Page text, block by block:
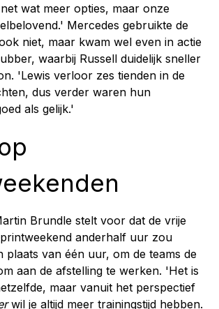
wat meer opties, maar onze
Mercedes gebruikte de
niet, maar kwam wel even in actie
waarbij Russell duidelijk sneller
'Lewis verloor zes tienden in de
dus verder waren hun
als gelijk.'
Brundle stelt voor dat de vrije
anderhalf uur zou
plaats van één uur, om de teams de
aan de afstelling te werken. 'Het is
maar vanuit het perspectief
wil je altijd meer trainingstijd hebben.